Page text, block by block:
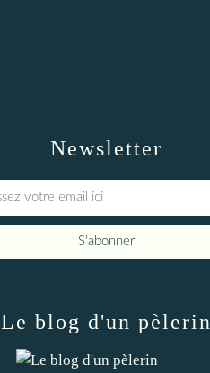
Newsletter
Le blog d'un pèlerin